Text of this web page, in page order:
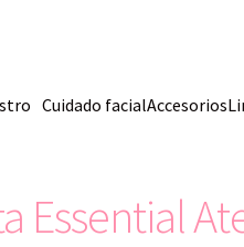
Cuidado facialAccesorios
Essential